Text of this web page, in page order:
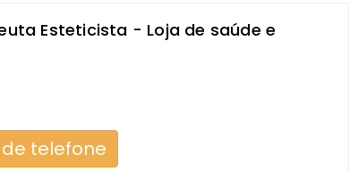
Esteticista - Loja de saúde e
telefone